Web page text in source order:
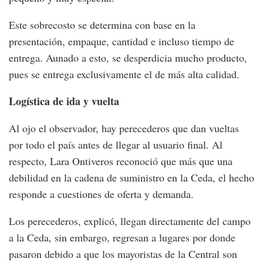
Este sobrecosto se determina con base en la
presentación, empaque, cantidad e incluso tiempo de
entrega. Aunado a esto, se desperdicia mucho producto,
pues se entrega exclusivamente el de más alta calidad.
Logística de ida y vuelta
Al ojo el observador, hay perecederos que dan vueltas
por todo el país antes de llegar al usuario final. Al
respecto, Lara Ontiveros reconoció que más que una
debilidad en la cadena de suministro en la Ceda, el hecho
responde a cuestiones de oferta y demanda.
Los perecederos, explicó, llegan directamente del campo
a la Ceda, sin embargo, regresan a lugares por donde
pasaron debido a que los mayoristas de la Central son